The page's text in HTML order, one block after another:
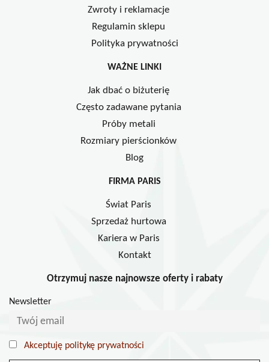
Zwroty i reklamacje
Regulamin sklepu
Polityka prywatności
WAŻNE LINKI
Jak dbać o biżuterię
Często zadawane pytania
Próby metali
Rozmiary pierścionków
Blog
FIRMA PARIS
Świat Paris
Sprzedaż hurtowa
Kariera w Paris
Kontakt
Otrzymuj nasze najnowsze oferty i rabaty
Newsletter
Akceptuję politykę prywatności